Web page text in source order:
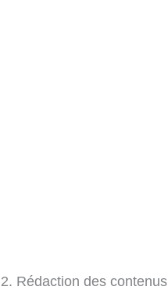
2. Rédaction des contenus